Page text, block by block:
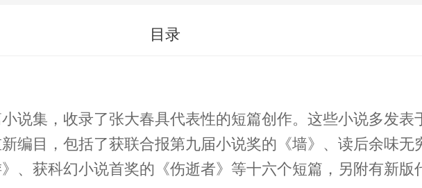
目录
说集，收录了张大春具代表性的短篇创作。这些小说多发
编目，包括了获联合报第九届小说奖的《墙》、读后余味无
、获科幻小说首奖的《伤逝者》等十六个短篇，另附有新版